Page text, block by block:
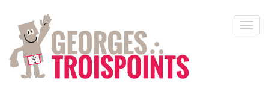
Toggle